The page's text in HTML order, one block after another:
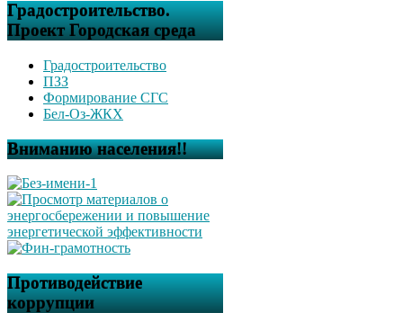
Градостроительство.
Проект Городская среда
Градостроительство
ПЗЗ
Формирование СГС
Бел-Оз-ЖКХ
Вниманию населения!!
Противодействие
коррупции